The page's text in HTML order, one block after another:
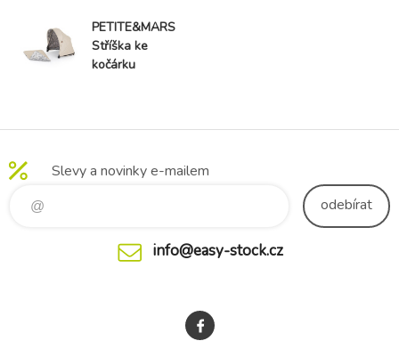
PETITE&MARS
Stříška ke
kočárku
Slevy a novinky e-mailem
odebírat
info@easy-stock.cz